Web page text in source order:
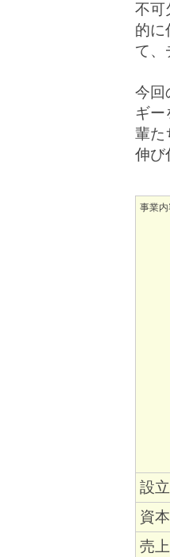
不可
的に
て、
今回
ギー
輩た
伸び
事業
設立
資
売